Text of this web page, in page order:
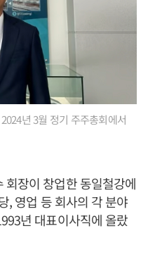
년 3월 정기 주주총회에서
회장이 창업한 동일철강에
, 영업 등 회사의 각 분야
년 대표이사직에 올랐